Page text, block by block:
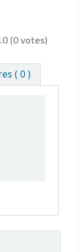
(0 votes)
( 0 )